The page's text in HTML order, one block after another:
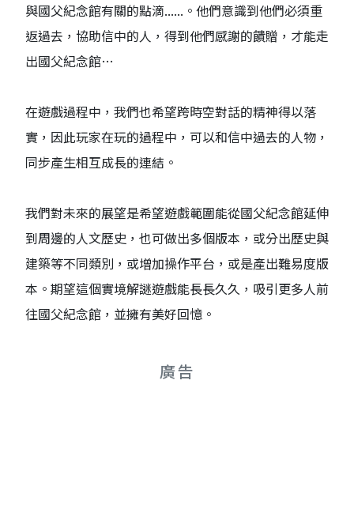
與國父紀念館有關的點滴......。他們意識到他們必須重
返過去，協助信中的人，得到他們感謝的饋贈，才能走
出國父紀念館…
在遊戲過程中，我們也希望跨時空對話的精神得以落
實，因此玩家在玩的過程中，可以和信中過去的人物，
同步產生相互成長的連結。
我們對未來的展望是希望遊戲範圍能從國父紀念館延伸
到周邊的人文歷史，也可做出多個版本，或分出歷史與
建築等不同類別，或增加操作平台，或是產出難易度版
本。期望這個實境解謎遊戲能長長久久，吸引更多人前
往國父紀念館，並擁有美好回憶。
廣告